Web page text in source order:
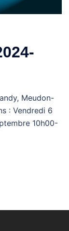
Meudon-
: Vendredi 6
10h00-